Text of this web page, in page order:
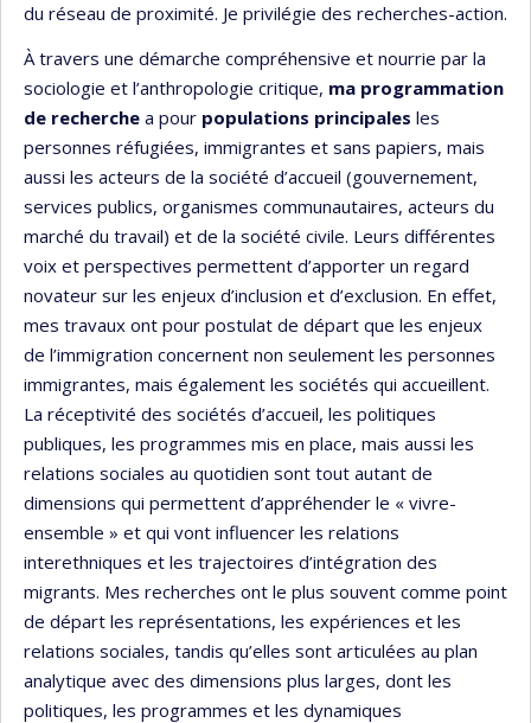
du réseau de proximité. Je privilégie des recherches-action.
À travers une démarche compréhensive et nourrie par la
sociologie et l’anthropologie critique, ma programmation
de recherche a pour populations principales les
personnes réfugiées, immigrantes et sans papiers, mais
aussi les acteurs de la société d’accueil (gouvernement,
services publics, organismes communautaires, acteurs du
marché du travail) et de la société civile. Leurs différentes
voix et perspectives permettent d’apporter un regard
novateur sur les enjeux d’inclusion et d’exclusion. En effet,
mes travaux ont pour postulat de départ que les enjeux
de l’immigration concernent non seulement les personnes
immigrantes, mais également les sociétés qui accueillent.
La réceptivité des sociétés d’accueil, les politiques
publiques, les programmes mis en place, mais aussi les
relations sociales au quotidien sont tout autant de
dimensions qui permettent d’appréhender le « vivre-
ensemble » et qui vont influencer les relations
interethniques et les trajectoires d’intégration des
migrants. Mes recherches ont le plus souvent comme point
de départ les représentations, les expériences et les
relations sociales, tandis qu’elles sont articulées au plan
analytique avec des dimensions plus larges, dont les
politiques, les programmes et les dynamiques